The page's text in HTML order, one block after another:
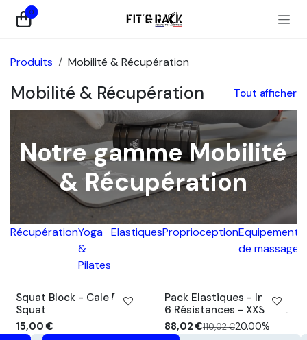
Se rendre au contenu
0
Produits Mobilité & Récupération
Mobilité & Récupération Tout afficher
Notre gamme Mobilité
& Récupération
RécupérationYoga
&
Pilates
ElastiquesProprioceptionEquipement
de massage
Squat Block - Cale Pied
Squat
15,00€
PACK -20%
Pack Elastiques - Inclus
6 Résistances - XXS à XL
88,02€110,02€20.00%